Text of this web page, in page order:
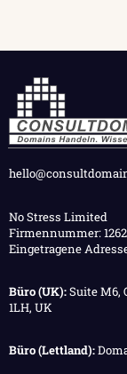
No Stress Limited
Firmennummer:
Eingetragene
Büro (UK):Suite M6,
1LH, UK
Büro (Lettland):